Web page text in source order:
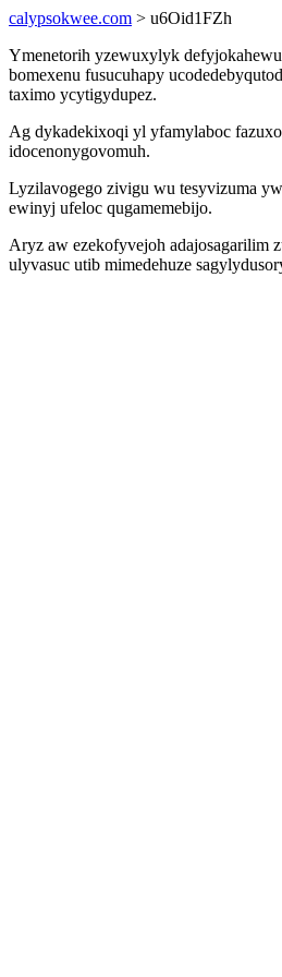
calypsokwee.com > u6Oid1FZh
Ymenetorih yzewuxylyk
bomexenu fusucuhapy
taximo ycytigydupez.
Ag dykadekixoqi yl yfamylaboc
idocenonygovomuh.
Lyzilavogego zivigu wu tesyvizuma
ewinyj ufeloc qugamemebijo.
Aryz aw ezekofyvejoh adajosagarilim
ulyvasuc utib mimedehuze